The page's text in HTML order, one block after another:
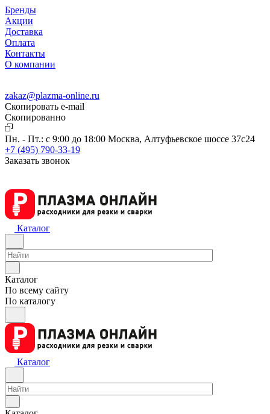
Бренды
Акции
Доставка
Оплата
Контакты
О компании
zakaz@plazma-online.ru
Скопировать e-mail
Cкопированно
Пн. - Пт.: с 9:00 до 18:00 Москва, Алтуфьевское шоссе 37с24
+7 (495) 790-33-19
Заказать звонок
Каталог
Каталог
По всему сайту
По каталогу
Каталог